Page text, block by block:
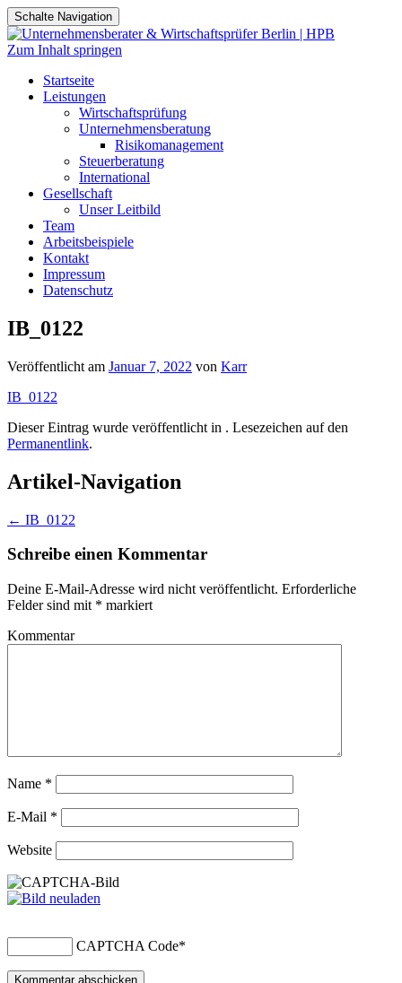
Schalte Navigation
Zum Inhalt springen
Startseite
Leistungen
Wirtschaftsprüfung
Unternehmensberatung
Risikomanagement
Steuerberatung
International
Gesellschaft
Unser Leitbild
Team
Arbeitsbeispiele
Kontakt
Impressum
Datenschutz
IB_0122
Veröffentlicht am Januar 7, 2022 von Karr
IB_0122
Dieser Eintrag wurde veröffentlicht in . Lesezeichen auf den
Permanentlink.
Artikel-Navigation
← IB_0122
Schreibe einen Kommentar
Deine E-Mail-Adresse wird nicht veröffentlicht. Erforderliche
Felder sind mit * markiert
Kommentar
Name *
E-Mail *
Website
CAPTCHA Code*